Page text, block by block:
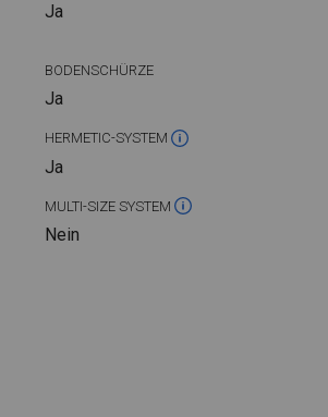
Ja
BODENSCHÜRZE
Ja
HERMETIC-SYSTEM
Ja
MULTI-SIZE SYSTEM
Nein